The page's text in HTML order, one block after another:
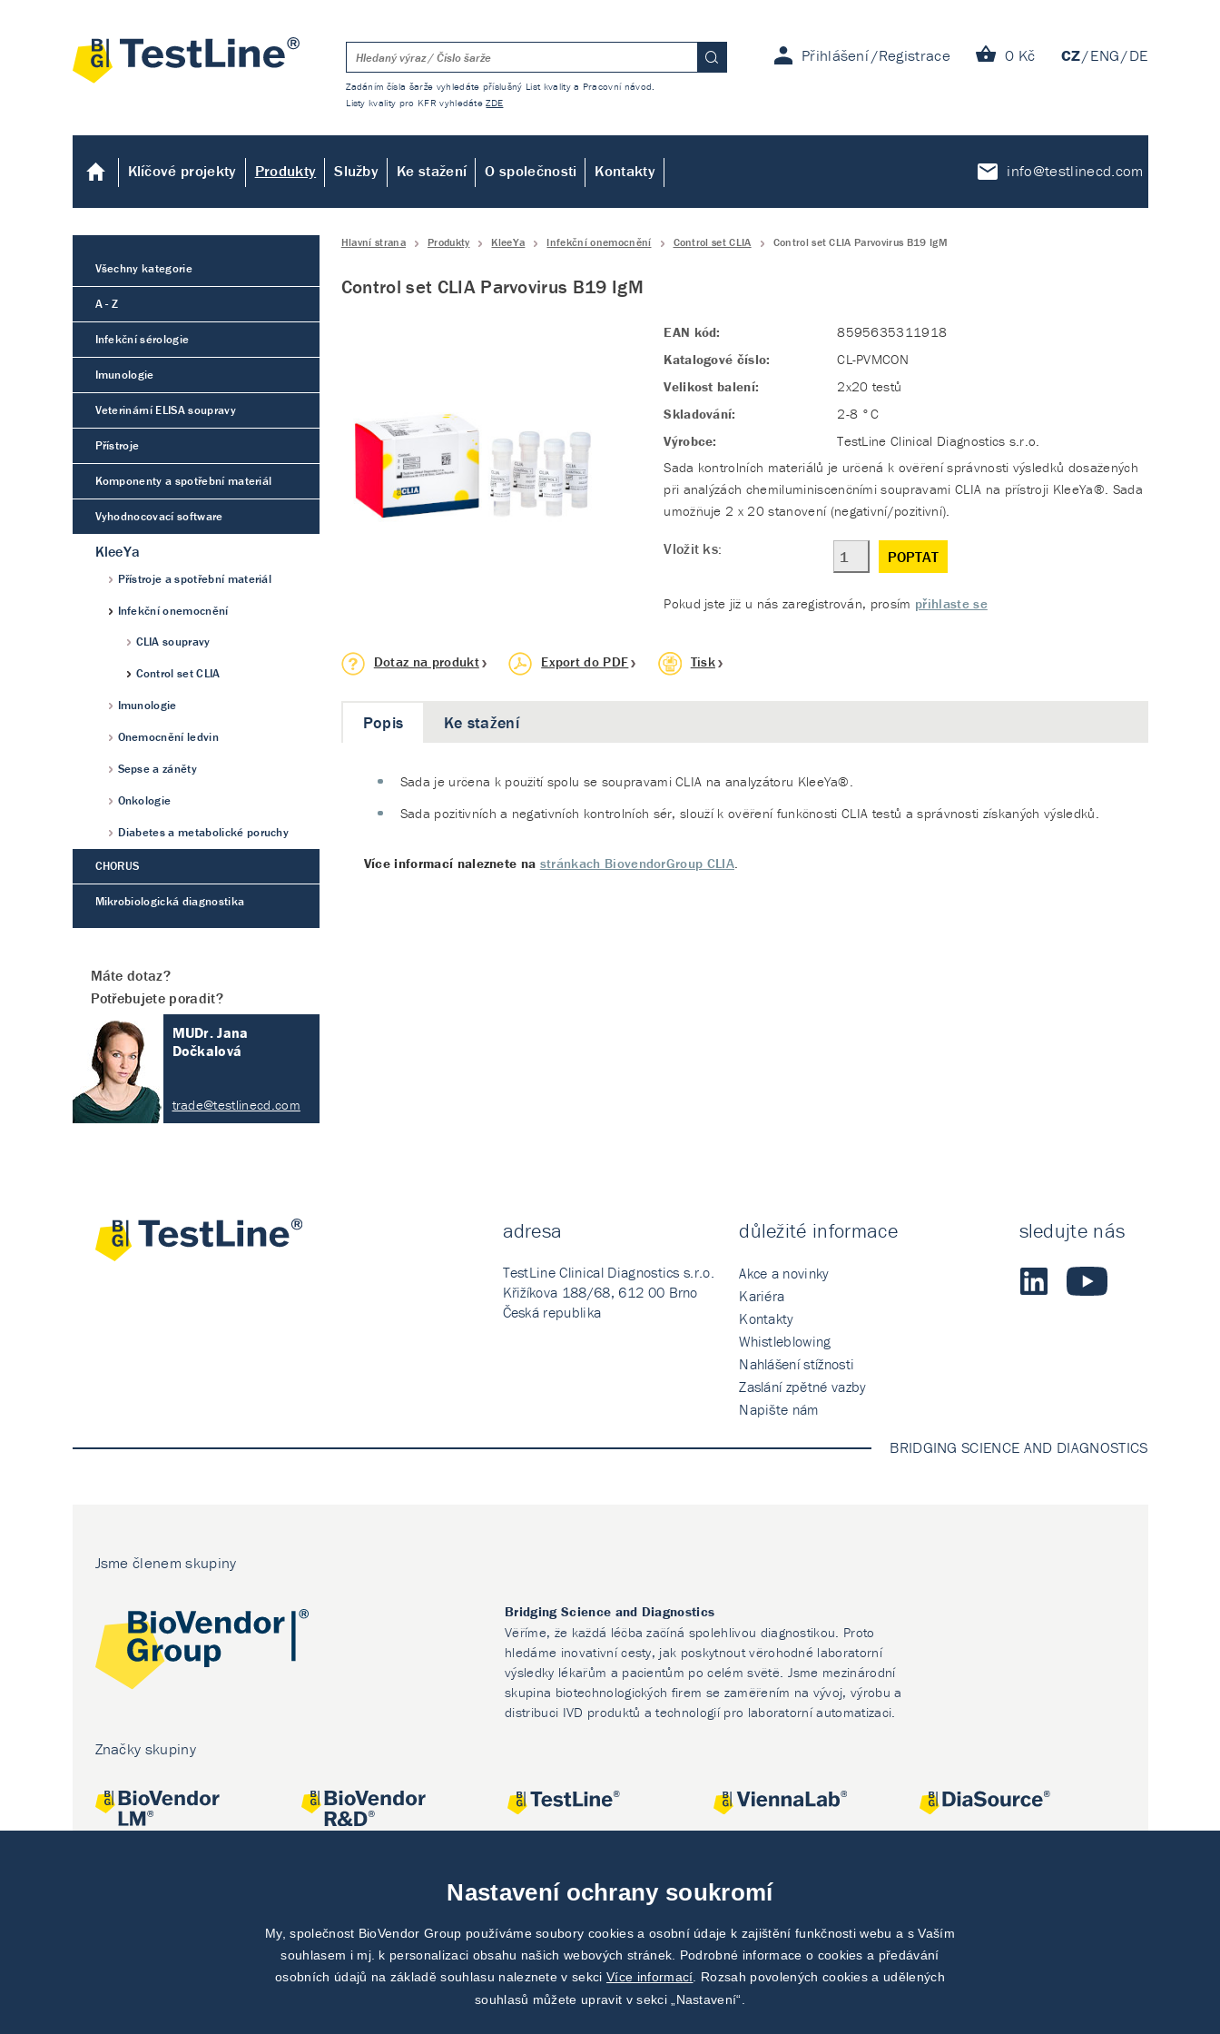
Přihlášení Registrace 0 Kč CZ ENG DE
Zadáním čísla šarže vyhledáte příslušný List kvality a Pracovní návod.
Listy kvality pro KFR vyhledáteZDE
Klíčové projekty Produkty Služby Ke stažení O společnosti Kontakty info@testlinecd.com
Hlavní strana Produkty KleeYa Infekční onemocnění Control set CLIA Control set CLIA Parvovirus B19 IgM
Control set CLIA Parvovirus B19 IgM
EAN kód:
8595635311918
Katalogové číslo:
CL-PVMCON
Velikost balení:
2x20 testů
Skladování:
2-8 °C
Výrobce:
TestLine Clinical Diagnostics s.r.o.
Sada kontrolních materiálů je určená k ověření správnosti výsledků dosažených
při analýzách chemiluminiscenčními soupravami CLIA na přístroji KleeYa®. Sada
umožňuje 2 x 20 stanovení (negativní/pozitivní).
Vložit ks: POPTAT
Pokud jste již u nás zaregistrován, prosím přihlaste se
Dotaz na produkt Export do PDF Tisk
Popis
Sada je určena k použití spolu se soupravami CLIA na analyzátoru KleeYa®.
Sada pozitivních a negativních kontrolních sér, slouží k ověření funkčnosti CLIA testů a správnosti získaných výsledků.
Více informací naleznete na stránkach BiovendorGroup CLIA
Ke stažení
Všechny kategorie
A - Z
Infekční sérologie
Imunologie
Veterinární ELISA soupravy
Přístroje
Komponenty a spotřební materiál
Vyhodnocovací software
KleeYa
Přístroje a spotřební materiál
Infekční onemocnění
CLIA soupravy
Control set CLIA
Imunologie
Onemocnění ledvin
Sepse a záněty
Onkologie
Diabetes a metabolické poruchy
CHORUS
Mikrobiologická diagnostika
Máte dotaz?
Potřebujete poradit?
MUDr. Jana
Dočkalová
trade@testlinecd.com
adresa
TestLine Clinical Diagnostics s.r.o.
Křižíkova 188/68, 612 00 Brno
Česká republika
důležité informace
Akce a novinky
Kariéra
Kontakty
Whistleblowing
Nahlášení stížnosti
Zaslání zpětné vazby
Napište nám
sledujte nás
BRIDGING SCIENCE AND DIAGNOSTICS
Jsme členem skupiny
Bridging Science and Diagnostics
Věříme, že každá léčba začíná spolehlivou diagnostikou. Proto
hledáme inovativní cesty, jak poskytnout věrohodné laboratorní
výsledky lékařům a pacientům po celém světě. Jsme mezinárodní
skupina biotechnologických firem se zaměřením na vývoj, výrobu a
distribuci IVD produktů a technologií pro laboratorní automatizaci.
Značky skupiny
Nastavení ochrany soukromí
My, společnost BioVendor Group používáme soubory cookies a osobní údaje k zajištění funkčnosti webu a s Vaším
souhlasem i mj. k personalizaci obsahu našich webových stránek. Podrobné informace o cookies a předávání
osobních údajů na základě souhlasu naleznete v sekci Více informací . Rozsah povolených cookies a udělených
souhlasů můžete upravit v sekci „Nastavení“.